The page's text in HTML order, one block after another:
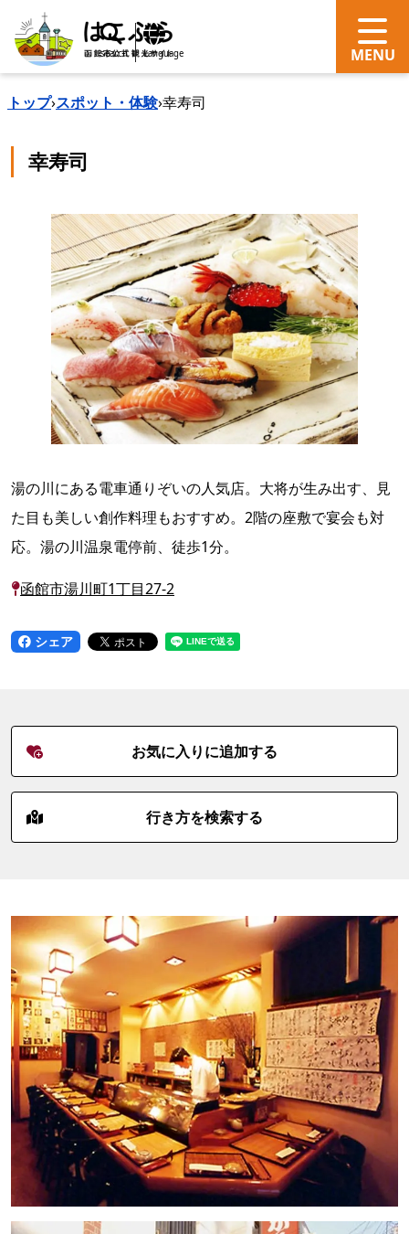
search Language
トップ›スポット・体験›幸寿司
幸寿司
湯の川にある電車通りぞいの人気店。大将が生み出す、見
た目も美しい創作料理もおすすめ。2階の座敷で宴会も対
応。湯の川温泉電停前、徒歩1分。
函館市湯川町1丁目27-2
シェア
お気に入りに追加する
行き方を検索する